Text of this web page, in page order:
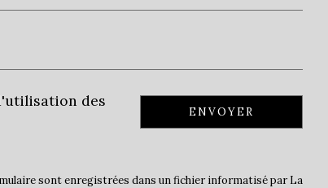
des
ENVOYER
sont enregistrées dans un fichier informatisé par La